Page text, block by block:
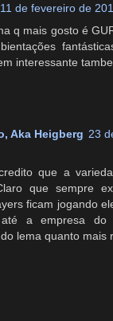
11 de fevereiro de
q mais gosto é
interessante
Aka Heigberg 23
que a
que sempre
ficam jogando
até a empresa
lema quanto mais